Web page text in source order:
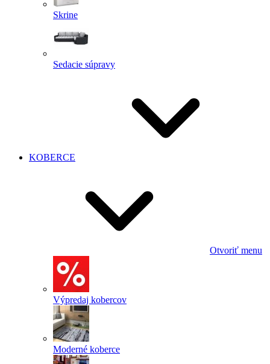
Skrine
Sedacie súpravy
KOBERCE
Otvoriť menu
Výpredaj kobercov
Moderné koberce